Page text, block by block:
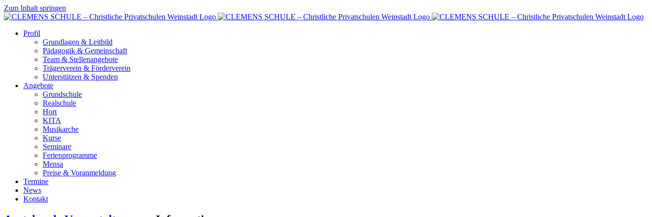
Zum Inhalt springen
Profil
Grundlagen & Leitbild
Pädagogik & Gemeinschaft
Team & Stellenangebote
Trägerverein & Förderverein
Unterstützen & Spenden
Angebote
Grundschule
Realschule
Hort
KITA
Musikarche
Kurse
Seminare
Ferienprogramme
Mensa
Preise & Voranmeldung
Termine
News
Kontakt